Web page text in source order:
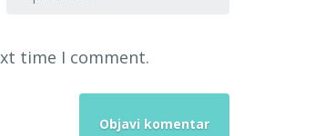
time I comment.